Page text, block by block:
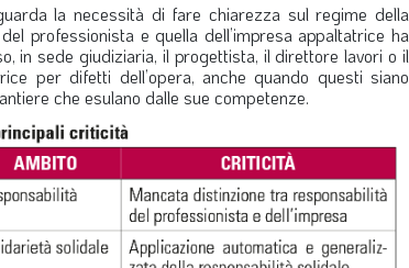
la necessità di fare chiarezza sul regime della
professionista e quella dell’impresa appaltatrice ha
in sede giudiziaria, il progettista, il direttore lavori o il
per difetti dell’opera, anche quando questi siano
che esulano dalle sue competenze.